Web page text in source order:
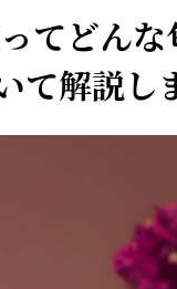
てどん
解説し